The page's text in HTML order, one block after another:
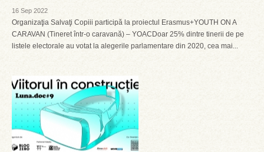
16 Sep 2022
Organizaţia Salvaţi Copiii participă la proiectul Erasmus+YOUTH ON A
CARAVAN (Tineret într-o caravană) – YOACDoar 25% dintre tinerii de pe
listele electorale au votat la alegerile parlamentare din 2020, cea mai...